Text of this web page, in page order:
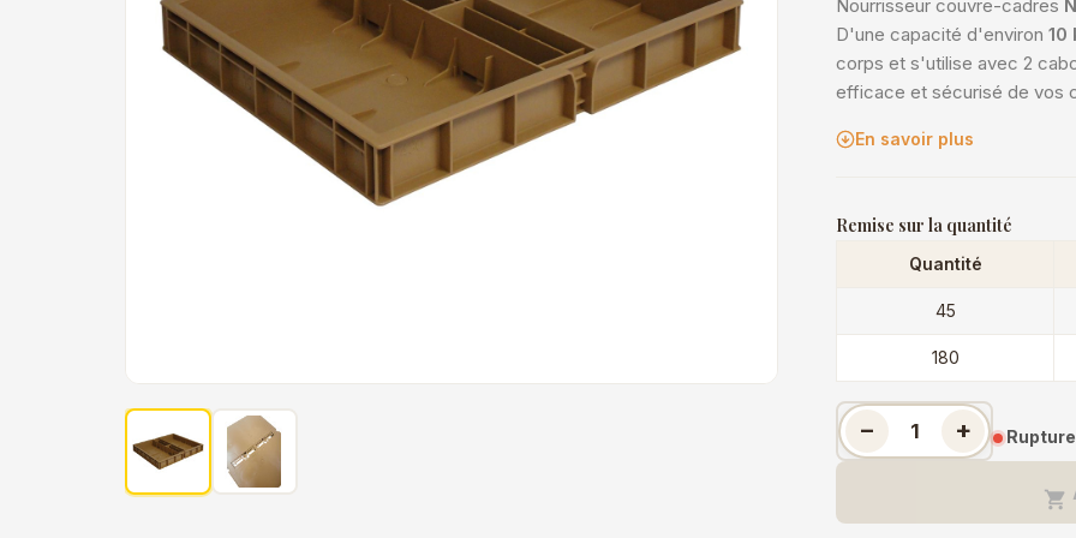
Nourrisseur couvre-cadres
D'une capacité d'environ 10
corps et s'utilise avec 2
efficace et sécurisé de vos
En savoir plus
Remise sur la quantité
Quantité
45
180
− +
